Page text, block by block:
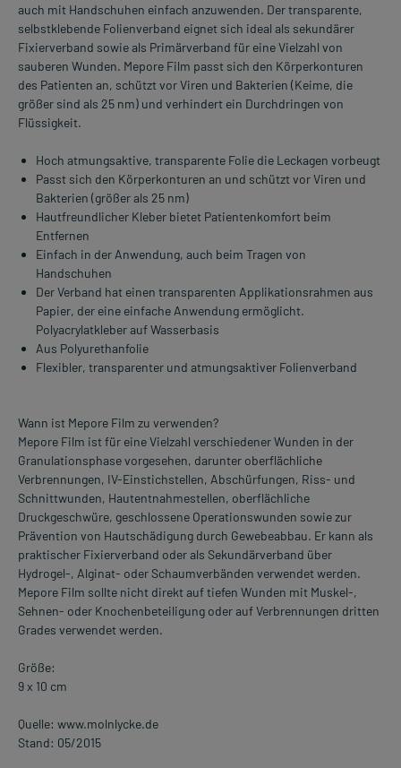
auch mit Handschuhen einfach anzuwenden. Der transparente,
selbstklebende Folienverband eignet sich ideal als sekundärer
Fixierverband sowie als Primärverband für eine Vielzahl von
sauberen Wunden. Mepore Film passt sich den Körperkonturen
des Patienten an, schützt vor Viren und Bakterien (Keime, die
größer sind als 25 nm) und verhindert ein Durchdringen von
Flüssigkeit.
Hoch atmungsaktive, transparente Folie die Leckagen vorbeugt
Passt sich den Körperkonturen an und schützt vor Viren und
Bakterien (größer als 25 nm)
Hautfreundlicher Kleber bietet Patientenkomfort beim
Entfernen
Einfach in der Anwendung, auch beim Tragen von
Handschuhen
Der Verband hat einen transparenten Applikationsrahmen aus
Papier, der eine einfache Anwendung ermöglicht.
Polyacrylatkleber auf Wasserbasis
Aus Polyurethanfolie
Flexibler, transparenter und atmungsaktiver Folienverband
Wann ist Mepore Film zu verwenden?
Mepore Film ist für eine Vielzahl verschiedener Wunden in der
Granulationsphase vorgesehen, darunter oberflächliche
Verbrennungen, IV-Einstichstellen, Abschürfungen, Riss- und
Schnittwunden, Hautentnahmestellen, oberflächliche
Druckgeschwüre, geschlossene Operationswunden sowie zur
Prävention von Hautschädigung durch Gewebeabbau. Er kann als
praktischer Fixierverband oder als Sekundärverband über
Hydrogel-, Alginat- oder Schaumverbänden verwendet werden.
Mepore Film sollte nicht direkt auf tiefen Wunden mit Muskel-,
Sehnen- oder Knochenbeteiligung oder auf Verbrennungen dritten
Grades verwendet werden.
Größe:
9 x 10 cm
Quelle: www.molnlycke.de
Stand: 05/2015